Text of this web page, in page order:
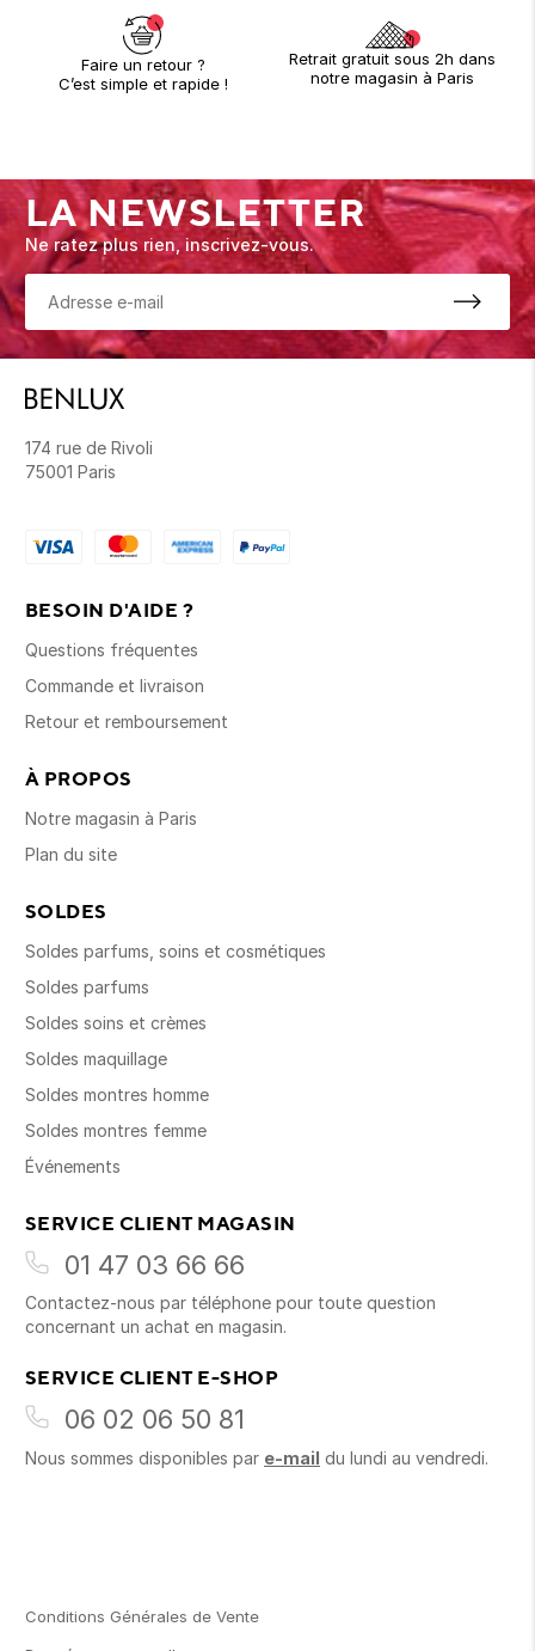
Faire un retour ?
C’est simple et rapide !
Retrait gratuit sous 2h dans
notre magasin à Paris
LA NEWSLETTER
Ne ratez plus rien, inscrivez-vous.
174 rue de Rivoli
75001 Paris
BESOIN D'AIDE ?
Questions fréquentes
Commande et livraison
Retour et remboursement
À PROPOS
Notre magasin à Paris
Plan du site
SOLDES
Soldes parfums, soins et cosmétiques
Soldes parfums
Soldes soins et crèmes
Soldes maquillage
Soldes montres homme
Soldes montres femme
Événements
SERVICE CLIENT MAGASIN
01 47 03 66 66
Contactez-nous par téléphone pour toute question
concernant un achat en magasin.
SERVICE CLIENT E-SHOP
06 02 06 50 81
Nous sommes disponibles par e-mail du lundi au vendredi.
Conditions Générales de Vente